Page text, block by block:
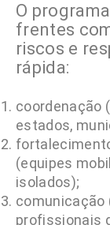
O
frentes
riscos e
rápida:
coordenação
estados,
(equipes
isolados);
comunicação
profissionais